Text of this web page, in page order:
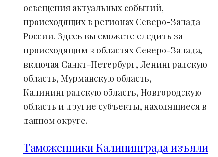
освещения актуальных событий,
происходящих в регионах Северо-Запада
России. Здесь вы сможете следить за
происходящим в областях Северо-Запада,
включая Санкт-Петербург, Ленинградскую
область, Мурманскую область,
Калининградскую область, Новгородскую
область и другие субъекты, находящиеся в
данном округе.
Таможенники Калининграда изъяли